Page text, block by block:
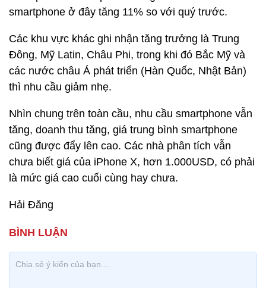
smartphone ở đây tăng 11% so với quý trước.
Các khu vực khác ghi nhận tăng trưởng là Trung
Đông, Mỹ Latin, Châu Phi, trong khi đó Bắc Mỹ và
các nước châu Á phát triển (Hàn Quốc, Nhật Bản)
thì nhu cầu giảm nhẹ.
Nhìn chung trên toàn cầu, nhu cầu smartphone vẫn
tăng, doanh thu tăng, giá trung bình smartphone
cũng được đẩy lên cao. Các nhà phân tích vẫn
chưa biết giá của iPhone X, hơn 1.000USD, có phải
là mức giá cao cuối cùng hay chưa.
Hải Đăng